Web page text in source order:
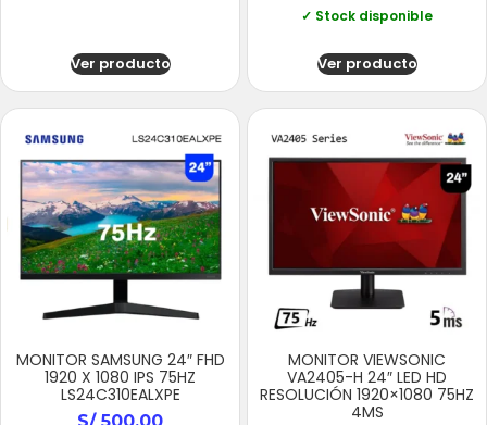
Ver producto
✓ Stock disponible
Ver producto
MONITOR SAMSUNG 24″ FHD
1920 X 1080 IPS 75HZ
LS24C310EALXPE
MONITOR VIEWSONIC
VA2405-H 24″ LED HD
RESOLUCIÓN 1920×1080 75HZ
4MS